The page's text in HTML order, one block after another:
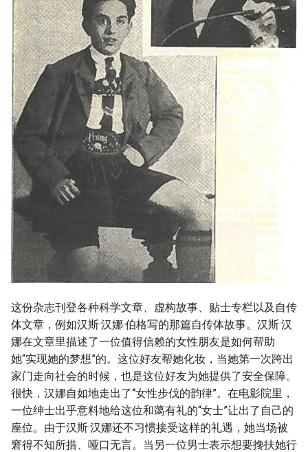
这份杂志刊登各种科学文章、虚构故事、贴士专栏以及自传
体文章，例如汉斯·汉娜·伯格写的那篇自传体故事。汉斯·汉
娜在文章里描述了一位值得信赖的女性朋友是如何帮助
她“实现她的梦想”的。这位好友帮她化妆，当她第一次跨出
家门走向社会的时候，也是这位好友为她提供了安全保障。
很快，汉娜自如地走出了“女性步伐的韵律”。在电影院里，
一位绅士出乎意料地给这位和蔼有礼的“女士”让出了自己的
座位。由于汉斯·汉娜还不习惯接受这样的礼遇，她当场被
窘得不知所措、哑口无言。当另一位男士表示想要搀扶她行